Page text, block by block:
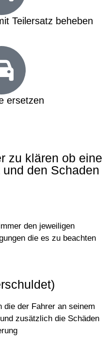
Teilersatz beheben
ersetzen
zu klären ob eine
den Schaden
den jeweiligen
die es zu beachten
die der Fahrer an seinem
zusätzlich die Schäden